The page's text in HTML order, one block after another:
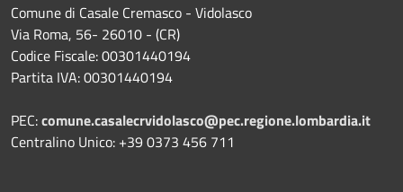
Comune di Casale Cremasco - Vidolasco
Via Roma, 56- 26010 - (CR)
Codice Fiscale: 00301440194
Partita IVA: 00301440194
PEC:comune.casalecrvidolasco@pec.regione.lombardia.it
Centralino Unico: +39 0373 456 711